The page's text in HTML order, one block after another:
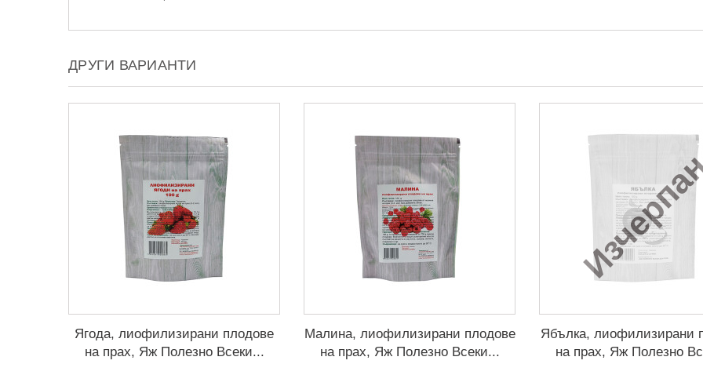
ДРУГИ ВАРИАНТИ
Ягода, лиофилизирани плодове
на прах, Яж Полезно Всеки...
Малина, лиофилизирани плодове
на прах, Яж Полезно Всеки...
Ябълка, лиофилизирани
на прах, Яж Полезно